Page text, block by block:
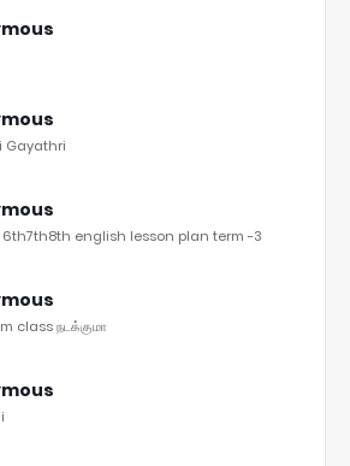
Gayathri
6th7th8th english lesson plan term -3
class நடக்குமா